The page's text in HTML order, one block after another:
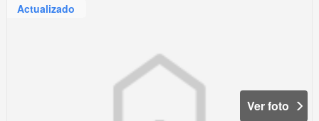
Actualizado
Ver foto